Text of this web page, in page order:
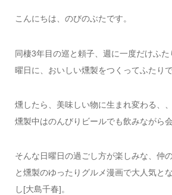
こんにちは、のびのぶたです。
同棲3年目の巡と頼子、週に一度だけふ
曜日に、おいしい燻製をつくってふたり
燻したら、美味しい物に生まれ変わる、、
燻製中はのんびりビールでも飲みながら
そんな日曜日の過ごし方が楽しみな、仲
と燻製のゆったりグルメ漫画で大人気と
し[大島千春]。